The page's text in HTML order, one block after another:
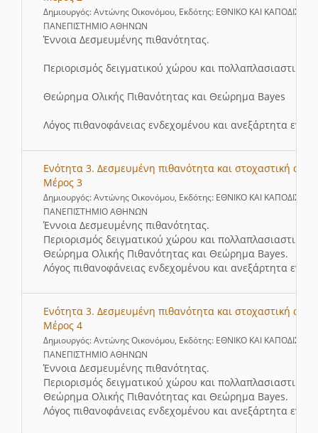
Δημιουργός: Αντώνης Οικονόμου, Εκδότης: ΕΘΝΙΚΟ ΚΑΙ
ΠΑΝΕΠΙΣΤΗΜΙΟ ΑΘΗΝΩΝ
Έννοια Δεσμευμένης πιθανότητας.
Περιορισμός δειγματικού χώρου και πολλαπλασιαστικός
Θεώρημα Ολικής Πιθανότητας και Θεώρημα Bayes
Λόγος πιθανοφάνειας ενδεχομένου και ανεξάρτητα
Ενότητα 3. Δεσμευμένη πιθανότητα και στοχαστική
Μέρος 3
Δημιουργός: Αντώνης Οικονόμου, Εκδότης: ΕΘΝΙΚΟ ΚΑΙ
ΠΑΝΕΠΙΣΤΗΜΙΟ ΑΘΗΝΩΝ
Έννοια Δεσμευμένης πιθανότητας.
Περιορισμός δειγματικού χώρου και πολλαπλασιαστικός
Θεώρημα Ολικής Πιθανότητας και Θεώρημα Bayes.
Λόγος πιθανοφάνειας ενδεχομένου και ανεξάρτητα
Ενότητα 3. Δεσμευμένη πιθανότητα και στοχαστική
Μέρος 4
Δημιουργός: Αντώνης Οικονόμου, Εκδότης: ΕΘΝΙΚΟ ΚΑΙ
ΠΑΝΕΠΙΣΤΗΜΙΟ ΑΘΗΝΩΝ
Έννοια Δεσμευμένης πιθανότητας.
Περιορισμός δειγματικού χώρου και πολλαπλασιαστικός
Θεώρημα Ολικής Πιθανότητας και Θεώρημα Bayes.
Λόγος πιθανοφάνειας ενδεχομένου και ανεξάρτητα